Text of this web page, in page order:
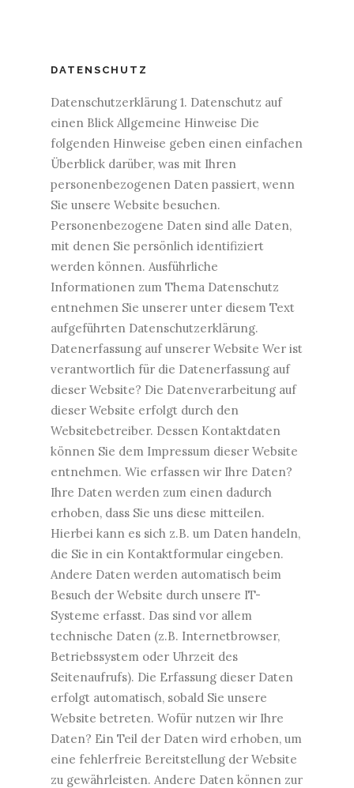
DATENSCHUTZ
Datenschutzerklärung 1. Datenschutz auf
einen Blick Allgemeine Hinweise Die
folgenden Hinweise geben einen einfachen
Überblick darüber, was mit Ihren
personenbezogenen Daten passiert, wenn
Sie unsere Website besuchen.
Personenbezogene Daten sind alle Daten,
mit denen Sie persönlich identifiziert
werden können. Ausführliche
Informationen zum Thema Datenschutz
entnehmen Sie unserer unter diesem Text
aufgeführten Datenschutzerklärung.
Datenerfassung auf unserer Website Wer ist
verantwortlich für die Datenerfassung auf
dieser Website? Die Datenverarbeitung auf
dieser Website erfolgt durch den
Websitebetreiber. Dessen Kontaktdaten
können Sie dem Impressum dieser Website
entnehmen. Wie erfassen wir Ihre Daten?
Ihre Daten werden zum einen dadurch
erhoben, dass Sie uns diese mitteilen.
Hierbei kann es sich z.B. um Daten handeln,
die Sie in ein Kontaktformular eingeben.
Andere Daten werden automatisch beim
Besuch der Website durch unsere IT-
Systeme erfasst. Das sind vor allem
technische Daten (z.B. Internetbrowser,
Betriebssystem oder Uhrzeit des
Seitenaufrufs). Die Erfassung dieser Daten
erfolgt automatisch, sobald Sie unsere
Website betreten. Wofür nutzen wir Ihre
Daten? Ein Teil der Daten wird erhoben, um
eine fehlerfreie Bereitstellung der Website
zu gewährleisten. Andere Daten können zur